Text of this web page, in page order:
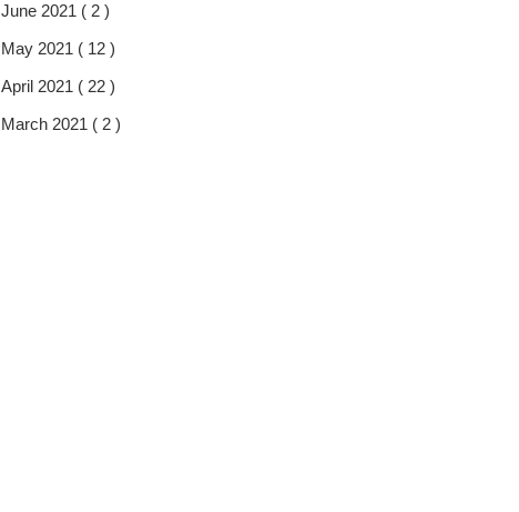
June 2021 ( 2 )
May 2021 ( 12 )
April 2021 ( 22 )
March 2021 ( 2 )